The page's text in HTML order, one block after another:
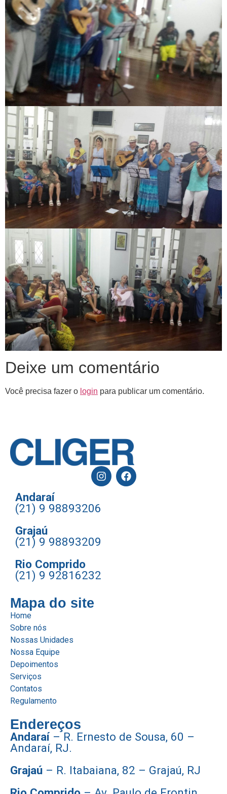
Deixe um comentário
Você precisa fazer o login para publicar um comentário.
Andaraí
(21) 9 98893206
Grajaú
(21) 9 98893209
Rio Comprido
(21) 9 92816232
Mapa do site
Home
Sobre nós
Nossas Unidades
Nossa Equipe
Depoimentos
Serviços
Contatos
Regulamento
Endereços
Andaraí– R. Ernesto de Sousa, 60 –
Andaraí, RJ.
Grajaú – R. Itabaiana, 82 – Grajaú, RJ